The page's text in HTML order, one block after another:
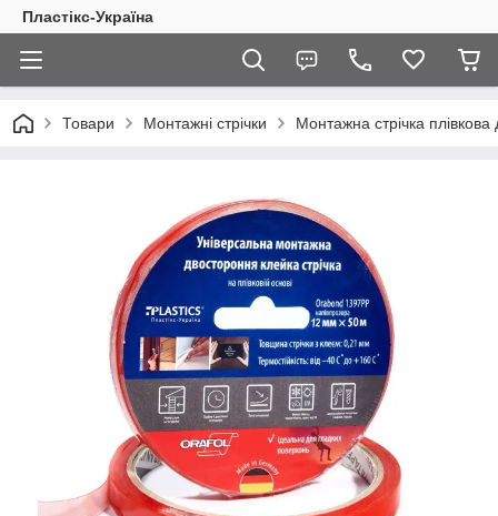
Пластікс-Україна
Товари Монтажні стрічки Монтажна стрічка